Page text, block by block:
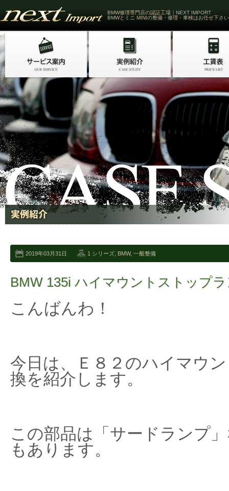
BMW修理専門店の認証工場｜NEXT IMPORT
BMWとミニ MINIの整備・修理・車検はお任せ下さい
2019年03月31日 1 シリーズ BMW, 一般整備
BMW 135i ハイマウントストップ
こんばんわ！
今日は、Ｅ８２のハイマウ
換を紹介します。
この部品は「サードランプ
もあります。